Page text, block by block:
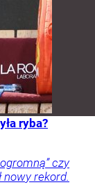
ryba?
czy
nowy rekord.